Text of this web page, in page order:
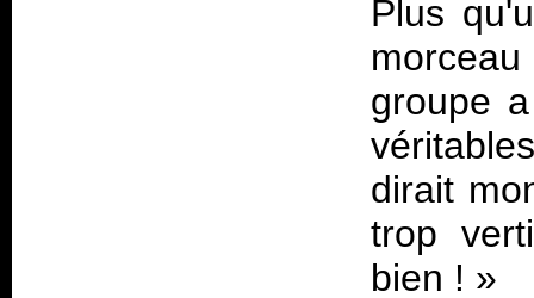
Plus
groupe
dirait
trop
bien ! »